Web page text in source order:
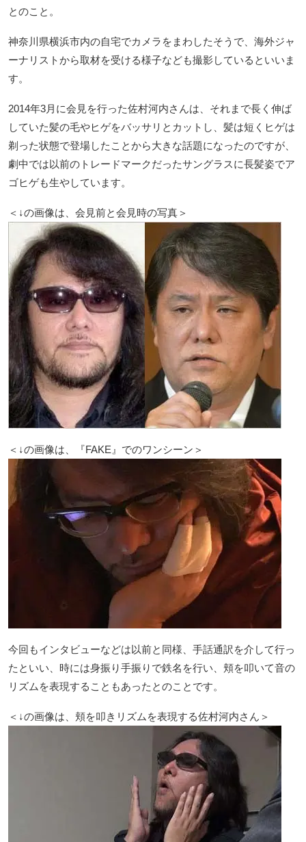
とのこと。
神奈川県横浜市内の自宅でカメラをまわしたそうで、海外ジャ
ーナリストから取材を受ける様子なども撮影しているといいま
す。
2014年3月に会見を行った佐村河内さんは、それまで長く伸ば
していた髪の毛やヒゲをバッサリとカットし、髪は短くヒゲは
剃った状態で登場したことから大きな話題になったのですが、
劇中では以前のトレードマークだったサングラスに長髪姿でア
ゴヒゲも生やしています。
＜↓の画像は、会見前と会見時の写真＞
＜↓の画像は、『FAKE』でのワンシーン＞
今回もインタビューなどは以前と同様、手話通訳を介して行っ
たといい、時には身振り手振りで鉄名を行い、頬を叩いて音の
リズムを表現することもあったとのことです。
＜↓の画像は、頬を叩きリズムを表現する佐村河内さん＞